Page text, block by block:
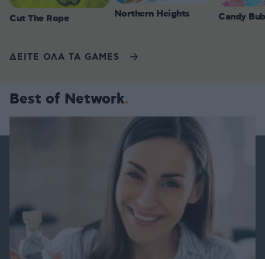
Cut The Rope Northern Heights Candy
ΔΕΙΤΕ ΟΛΑ ΤΑ GAMES
Best of Network